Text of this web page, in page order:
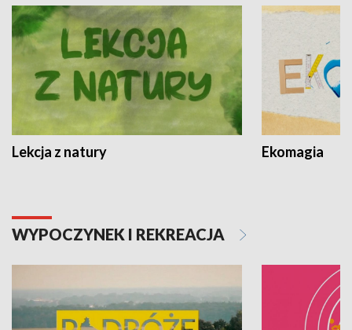
Lekcja z natury Ekomagia
WYPOCZYNEK I REKREACJA